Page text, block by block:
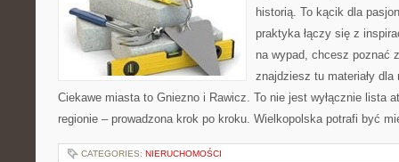
historią. To kącik dla
praktyka łączy się z
na wypad, chcesz poznać
znajdziesz tu materiały
Ciekawe miasta to Gniezno i Rawicz. To nie jest wyłącznie lista
regionie – prowadzona krok po kroku. Wielkopolska potrafi być
CATEGORIES: NIERUCHOMOŚCI